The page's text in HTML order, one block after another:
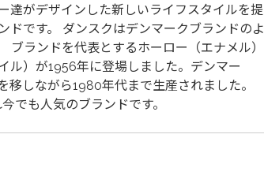
達がデザインした新しいライフスタイルを提
ドです。 ダンスクはデンマークブランドのよ
ブランドを代表とするホーロー（エナメル）
ル）が1956年に登場しました。デンマー
移しながら1980年代まで生産されました。
でも人気のブランドです。